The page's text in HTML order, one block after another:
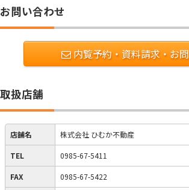
お問い合わせ
内覧予約・資料請求・お
取扱店舗
店舗名 株式会社 ひむか不動産
TEL 0985-67-5411
FAX 0985-67-5422